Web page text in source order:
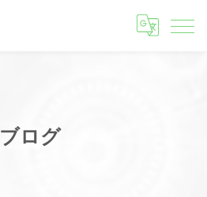
ブログ